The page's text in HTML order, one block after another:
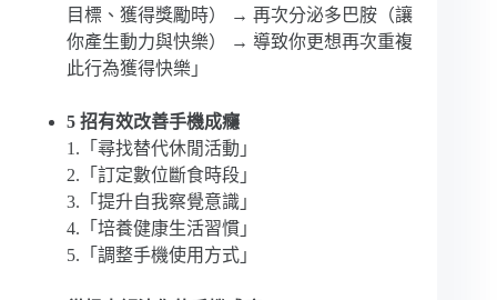
目標、獲得獎勵時） → 再次分泌多巴胺（讓
你產生動力與快樂） → 導致你更想再次重複
此行為獲得快樂」
5 招有效改善手機成癮
1.「尋找替代休閒活動」
2.「訂定數位斷食時段」
3.「提升自我察覺意識」
4.「培養健康生活習慣」
5.「調整手機使用方式」